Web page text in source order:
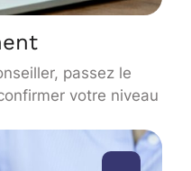
passez le
votre niveau